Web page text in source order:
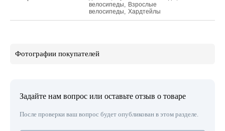
велосипеды, Взрослые
велосипеды, Хардтейлы
Фотографии покупателей
Задайте нам вопрос или оставьте отзыв о товаре
После проверки ваш вопрос будет опубликован в этом разделе.